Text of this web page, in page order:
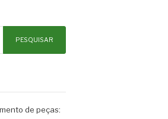
PESQUISAR
de peças: